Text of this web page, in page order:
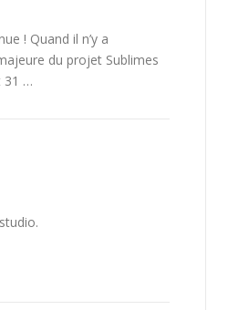
! Quand il n’y a
du projet Sublimes
31 …